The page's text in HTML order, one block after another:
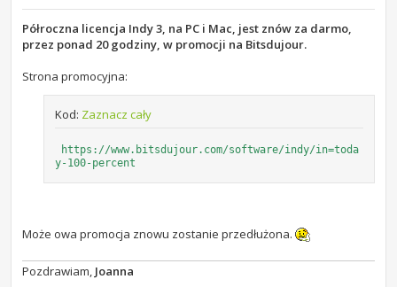
o
s
Półroczna licencja Indy 3, na PC i Mac, jest znów za darmo,
przez ponad 20 godziny, w promocji na Bitsdujour.
Strona promocyjna:
Kod: Zaznacz cały
https://www.bitsdujour.com/software/indy/in=toda
y-100-percent
Może owa promocja znowu zostanie przedłużona.
Pozdrawiam, Joanna